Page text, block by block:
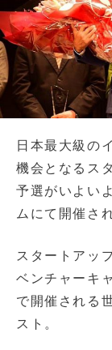
日本最大級の
機会となるス
予選がいよい
ムにて開催さ
スタートアッ
ベンチャーキ
で開催される
スト。